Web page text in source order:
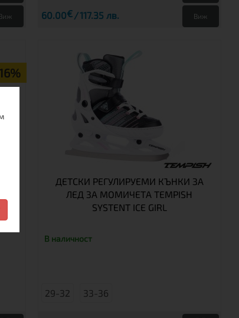
60.00€ 117.35 лв. Виж
ДЕТСКИ РЕГУЛИРУЕМИ КЪНКИ ЗА
ЛЕД ЗА МОМИЧЕТА TEMPISH
SYSTENT ICE GIRL
В наличност
29-32 33-36